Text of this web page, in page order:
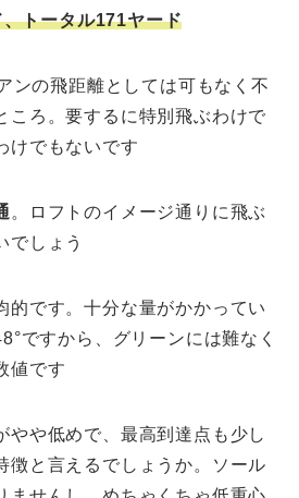
トータル171ヤード
ンの飛距離としては可もなく不
ころ。要するに特別飛ぶわけで
けでもないです
。ロフトのイメージ通りに飛ぶ
でしょう
的です。十分な量がかかってい
ですから、グリーンには難なく
値です
やや低めで、最高到達点も少し
徴と言えるでしょうか。ソール